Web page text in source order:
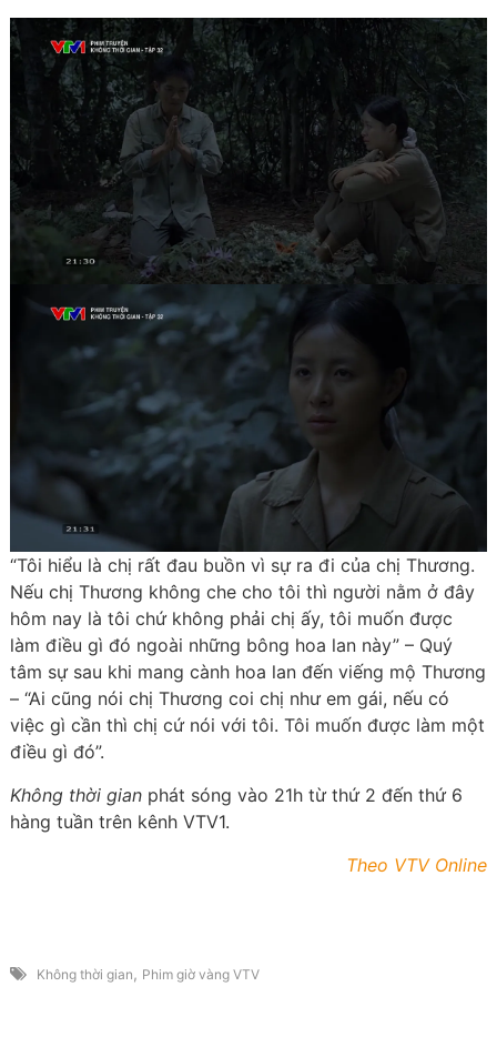
“Tôi hiểu là chị rất đau buồn vì sự ra đi của chị Thương.
Nếu chị Thương không che cho tôi thì người nằm ở đây
hôm nay là tôi chứ không phải chị ấy, tôi muốn được
làm điều gì đó ngoài những bông hoa lan này” – Quý
tâm sự sau khi mang cành hoa lan đến viếng mộ Thương
– “Ai cũng nói chị Thương coi chị như em gái, nếu có
việc gì cần thì chị cứ nói với tôi. Tôi muốn được làm một
điều gì đó”.
Không thời gianphát sóng vào 21h từ thứ 2 đến thứ 6
hàng tuần trên kênh VTV1.
Theo VTV Online
Không thời gian , Phim giờ vàng VTV